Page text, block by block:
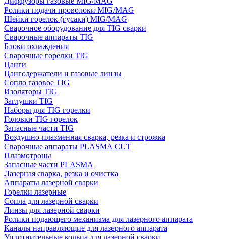
Ролики подачи проволоки MIG/MAG
Шейки горелок (гусаки) MIG/MAG
Сварочное оборудование для TIG сварки
Сварочные аппараты TIG
Блоки охлаждения
Сварочные горелки TIG
Цанги
Цангодержатели и газовые линзы
Сопло газовое TIG
Изоляторы TIG
Заглушки TIG
Наборы для TIG горелки
Головки TIG горелок
Запасные части TIG
Воздушно-плазменная сварка, резка и строжка
Сварочные аппараты PLASMA CUT
Плазмотроны
Запасные части PLASMA
Лазерная сварка, резка и очистка
Аппараты лазерной сварки
Горелки лазерные
Сопла для лазерной сварки
Линзы для лазерной сварки
Ролики подающего механизма для лазерного аппарата
Каналы направляющие для лазерного аппарата
Уплотнительные кольца для лазерной сварки